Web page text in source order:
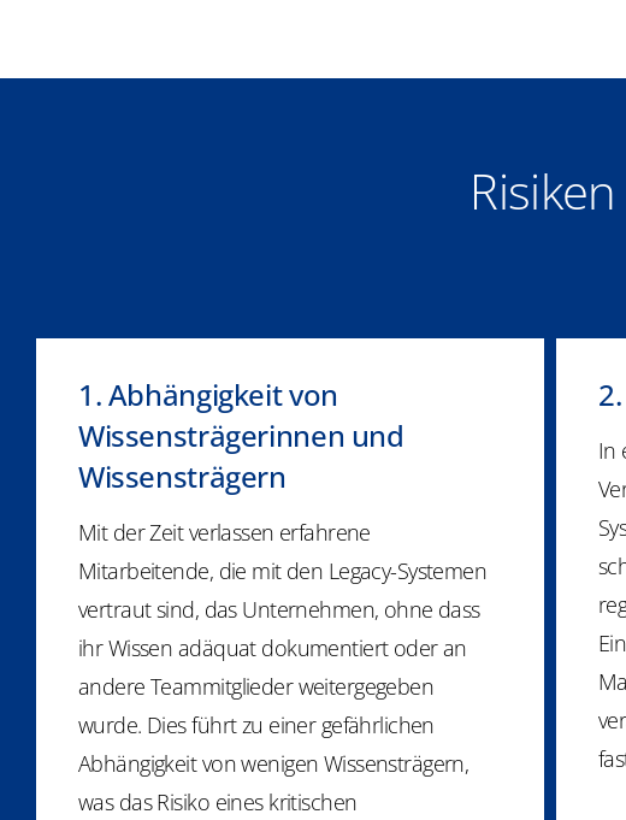
1. Abhängigkeit von
Wissensträgerinnen und
Wissensträgern
Mit der Zeit verlassen erfahrene
Mitarbeitende, die mit den Legacy-Systemen
vertraut sind, das Unternehmen, ohne dass
ihr Wissen adäquat dokumentiert oder an
andere Teammitglieder weitergegeben
wurde. Dies führt zu einer gefährlichen
Abhängigkeit von wenigen Wissensträgern,
was das Risiko eines kritischen
In